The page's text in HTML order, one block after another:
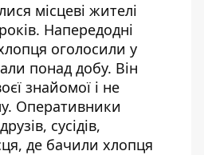
місцеві жителі
Напередодні
оголосили у
понад добу. Він
знайомої і не
Оперативники
сусідів,
де бачили хлопця